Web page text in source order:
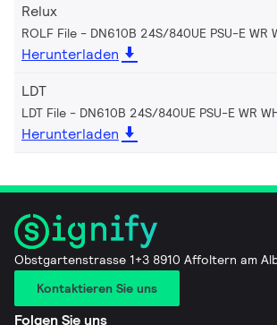
Relux
ROLF File - DN610B 24S/840UE PSU-E WR
Herunterladen
LDT
LDT File - DN610B 24S/840UE PSU-E WR
Herunterladen
Obstgartenstrasse 1+3 8910 Affoltern am
Kontaktieren Sie uns
Folgen Sie uns